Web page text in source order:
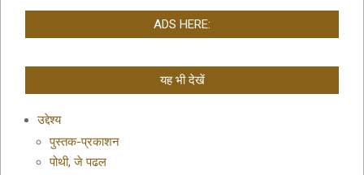
ADS HERE:
यह भी देखें
उद्देश्य
पुस्तक-प्रकाशन
पोथी, जे पढल